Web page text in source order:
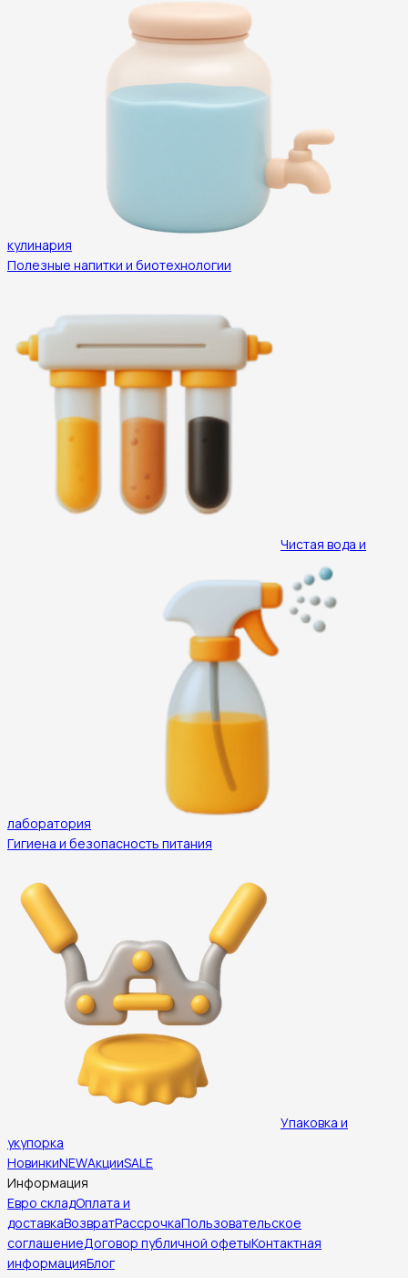
кулинария
Полезные напитки и биотехнологии
Чистая вода и
лаборатория
Гигиена и безопасность питания
Упаковка и
укупорка
НовинкиNEWАкцииSALE
Информация
Евро складОплата и
доставкаВозвратРассрочкаПользовательское
соглашениеДоговор публичной офетыКонтактная
информацияБлог